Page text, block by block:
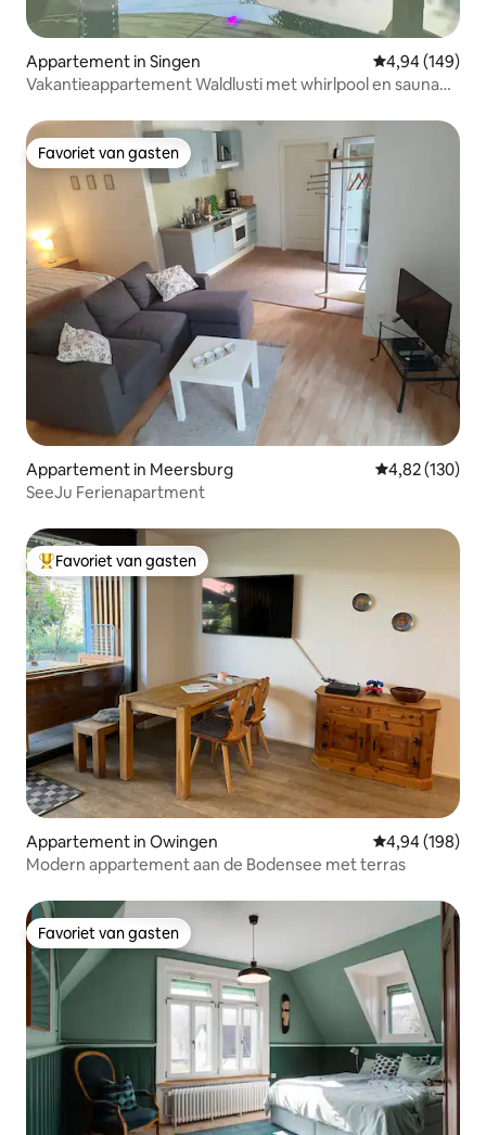
Appartement in Singen Gemiddelde
4,94 (149)
Vakantieappartement Waldlusti met whirlpool en sauna
Favoriet van gasten
Favoriet van gasten
Appartement in Meersburg Gemiddelde
4,82 (130)
SeeJu Ferienapartment
Topfavoriet van gasten
Favoriet van gasten
Appartement in Owingen Gemiddelde
4,94 (198)
Modern appartement aan de Bodensee met terras
Favoriet van gasten
Favoriet van gasten